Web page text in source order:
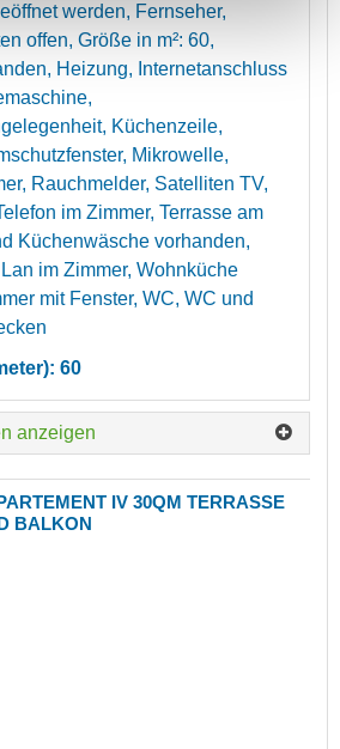
werden, Fernseher,
offen, Größe in m²: 60,
Heizung, Internetanschluss
Küchenzeile,
Mikrowelle,
Rauchmelder, Satelliten TV,
im Zimmer, Terrasse am
Küchenwäsche vorhanden,
im Zimmer, Wohnküche
mit Fenster, WC, WC und
60
anzeigen
IV 30QM TERRASSE
BALKON